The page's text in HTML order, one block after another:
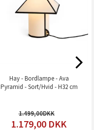
Hay - Bordlampe - Ava
Pyramid - Sort/Hvid - H32 cm
1.499,00
1.179,00 DKK